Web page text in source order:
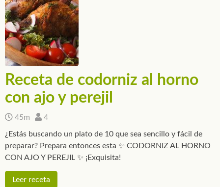
Receta de codorniz al horno
con ajo y perejil
45m 4
¿Estás buscando un plato de 10 que sea sencillo y fácil de
preparar? Prepara entonces esta ✨ CODORNIZ AL HORNO
CON AJO Y PEREJIL ✨ ¡Exquisita!
Leer receta